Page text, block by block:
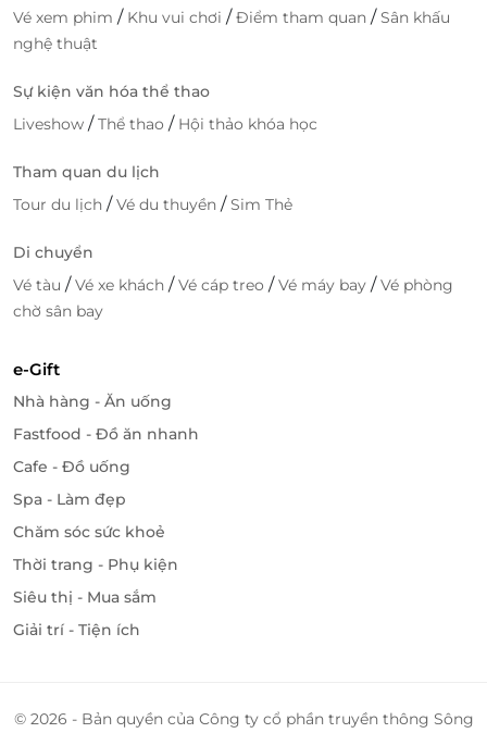
dẫn bạn nhé!
Vé xem phim / Khu vui chơi /Điểm tham quan /Sân khấu
nghệ thuật
Sự kiện văn hóa thể thao
Liveshow /Thể thao / Hội thảo khóa học
Tham quan du lịch
Tour du lịch /Vé du thuyền /Sim Thẻ
Di chuyển
Vé tàu /Vé xe khách /Vé cáp treo /Vé máy bay /Vé phòng
chờ sân bay
e-Gift
Nhà hàng - Ăn uống
Fastfood - Đồ ăn nhanh
Cafe - Đồ uống
Spa - Làm đẹp
Chăm sóc sức khoẻ
Thời trang - Phụ kiện
Siêu thị - Mua sắm
Giải trí - Tiện ích
© 2026 - Bản quyền của Công ty cổ phần truyền thông Sông